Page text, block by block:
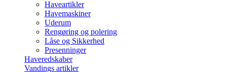
Haveartikler
Havemaskiner
Uderum
Rengøring og polering
Låse og Sikkerhed
Presenninger
Haveredskaber
Vandings artikler